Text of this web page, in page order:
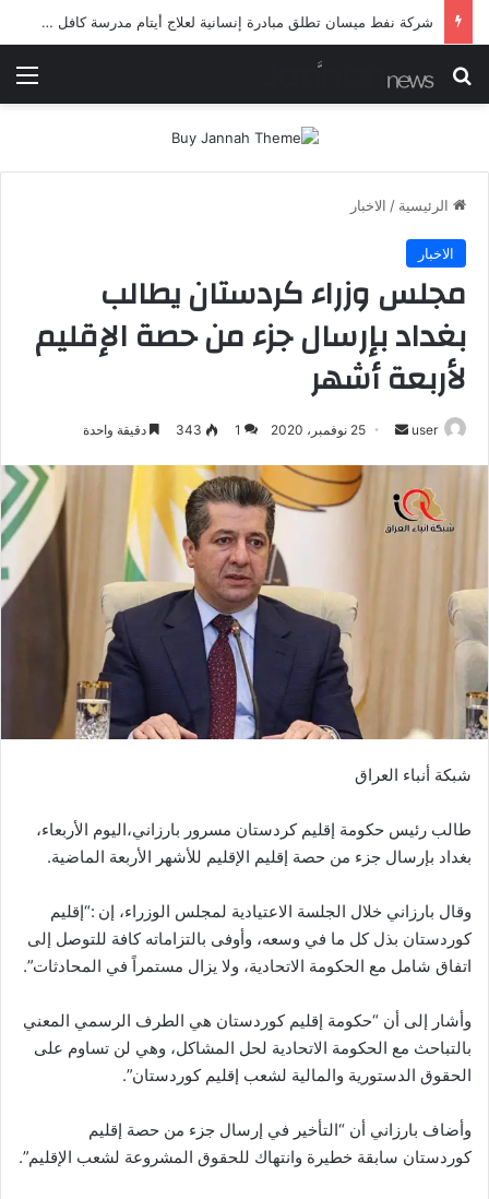
شرطة ميسان تلقي القبض على مطلقي العيارات النارية أثناء تشييع جنائزي في العمارة
بحث عن
الرئيسية / الاخبار
الاخبار
مجلس وزراء كردستان يطالب
بغداد بإرسال جزء من حصة الإقليم
لأربعة أشهر
user
أرسل
إلكترونيا
25 نوفمبر، 2020 1
343 دقيقة واحدة
شبكة أنباء العراق
طالب رئيس حكومة إقليم كردستان مسرور بارزاني،اليوم الأربعاء،
بغداد بإرسال جزء من حصة إقليم الإقليم للأشهر الأربعة الماضية.
وقال بارزاني خلال الجلسة الاعتيادية لمجلس الوزراء، إن :“إقليم
كوردستان بذل كل ما في وسعه، وأوفى بالتزاماته كافة للتوصل إلى
اتفاق شامل مع الحكومة الاتحادية، ولا يزال مستمراً في المحادثات”.
وأشار إلى أن “حكومة إقليم كوردستان هي الطرف الرسمي المعني
بالتباحث مع الحكومة الاتحادية لحل المشاكل، وهي لن تساوم على
الحقوق الدستورية والمالية لشعب إقليم كوردستان”.
وأضاف بارزاني أن “التأخير في إرسال جزء من حصة إقليم
كوردستان سابقة خطيرة وانتهاك للحقوق المشروعة لشعب الإقليم”.